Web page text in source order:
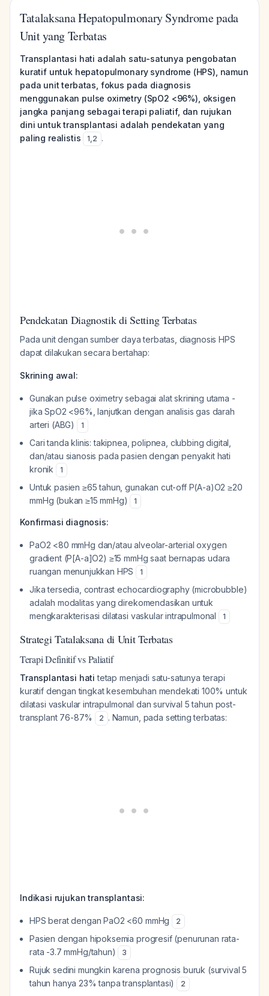
Tatalaksana Hepatopulmonary Syndrome pada
Unit yang Terbatas
Transplantasi hati adalah satu-satunya pengobatan
kuratif untuk hepatopulmonary syndrome (HPS), namun
pada unit terbatas, fokus pada diagnosis
menggunakan pulse oximetry (SpO2 <96%), oksigen
jangka panjang sebagai terapi paliatif, dan rujukan
dini untuk transplantasi adalah pendekatan yang
paling realistis
1,2 .
Pendekatan Diagnostik di Setting Terbatas
Pada unit dengan sumber daya terbatas, diagnosis HPS
dapat dilakukan secara bertahap:
Skrining awal:
Gunakan pulse oximetry sebagai alat skrining utama -
jika SpO2 <96%, lanjutkan dengan analisis gas darah
arteri (ABG)
1
Cari tanda klinis: takipnea, polipnea, clubbing digital,
dan/atau sianosis pada pasien dengan penyakit hati
kronik
1
Untuk pasien ≥65 tahun, gunakan cut-off P(A-a)O2 ≥20
mmHg (bukan ≥15 mmHg)
1
Konfirmasi diagnosis:
PaO2 <80 mmHg dan/atau alveolar-arterial oxygen
gradient (P[A-a]O2) ≥15 mmHg saat bernapas udara
ruangan menunjukkan HPS
1
Jika tersedia, contrast echocardiography (microbubble)
adalah modalitas yang direkomendasikan untuk
mengkarakterisasi dilatasi vaskular intrapulmonal
1
Strategi Tatalaksana di Unit Terbatas
Terapi Definitif vs Paliatif
Transplantasi hati tetap menjadi satu-satunya terapi
kuratif dengan tingkat kesembuhan mendekati 100% untuk
dilatasi vaskular intrapulmonal dan survival 5 tahun post-
transplant 76-87%
2 . Namun, pada setting terbatas:
Indikasi rujukan transplantasi:
HPS berat dengan PaO2 <60 mmHg 2
Pasien dengan hipoksemia progresif (penurunan rata-
rata -3.7 mmHg/tahun)
3
Rujuk sedini mungkin karena prognosis buruk (survival 5
tahun hanya 23% tanpa transplantasi)
2